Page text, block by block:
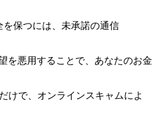
保つには、未承諾の通信
を悪用することで、あなたのお金
けで、オンラインスキャムによ